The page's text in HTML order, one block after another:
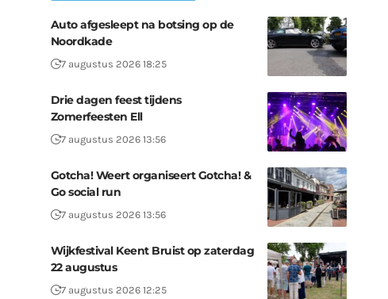
Auto afgesleept na botsing op de
Noordkade
7 augustus 2026 18:25
Drie dagen feest tijdens
Zomerfeesten Ell
7 augustus 2026 13:56
Gotcha! Weert organiseert Gotcha! &
Go social run
7 augustus 2026 13:56
Wijkfestival Keent Bruist op zaterdag
22 augustus
7 augustus 2026 12:25